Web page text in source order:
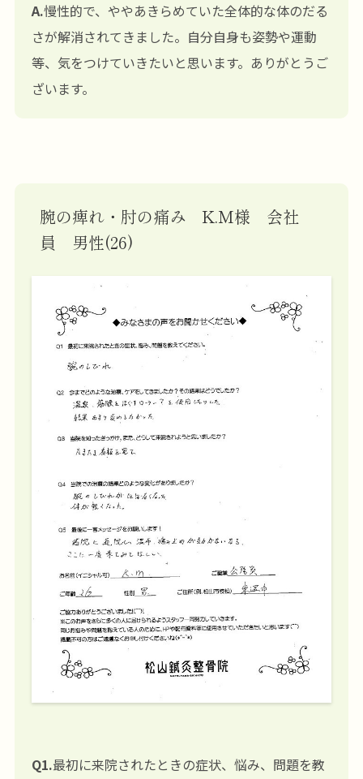
A.慢性的で、ややあきらめていた全体的な体のだる
さが解消されてきました。自分自身も姿勢や運動
等、気をつけていきたいと思います。ありがとうご
ざいます。
腕の痺れ・肘の痛み K.M様 会社
員 男性(26)
Q1.最初に来院されたときの症状、悩み、問題を教